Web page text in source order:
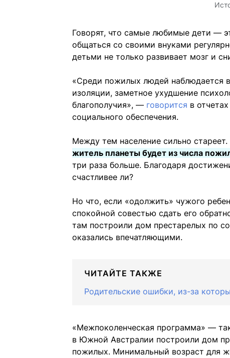
Говорят, что самые любимые дети —
общаться со своими внуками
детьми не только развивает мозг и
«Среди пожилых людей наблюдается
изоляции, заметное ухудшение
благополучия», — говорится в
социального обеспечения.
Между тем население сильно стареет.
житель планеты будет из числа
три раза больше. Благодаря
счастливее ли?
Но что, если «одолжить» чужого
спокойной совестью сдать его
там построили дом престарелых по
оказались впечатляющими.
ЧИТАЙТЕ ТАКЖЕ
Родительские ошибки, из-за
«Межпоколенческая программа» —
в Южной Австралии построили дом
пожилых. Минимальный возраст для